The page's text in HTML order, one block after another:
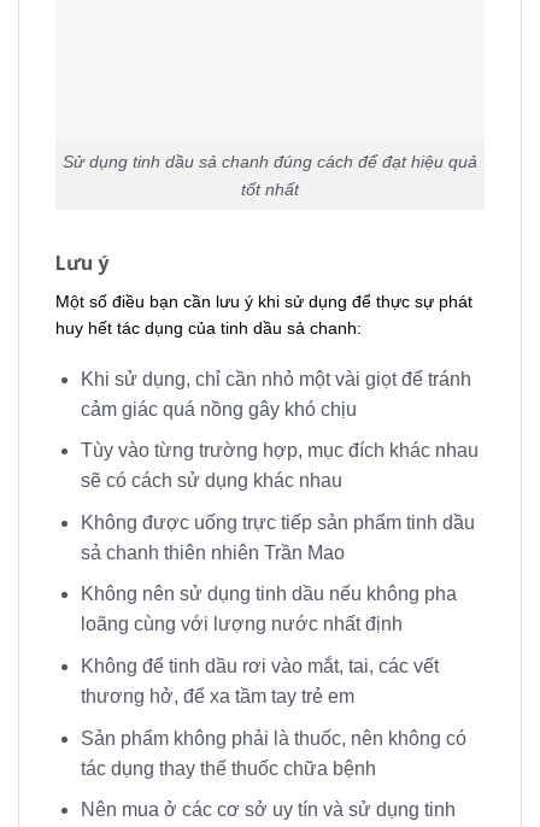
Sử dụng tinh dầu sả chanh đúng cách để đạt hiệu quả
tốt nhất
Lưu ý
Một số điều bạn cần lưu ý khi sử dụng để thực sự phát
huy hết tác dụng của tinh dầu sả chanh:
Khi sử dụng, chỉ cần nhỏ một vài giọt để tránh
cảm giác quá nồng gây khó chịu
Tùy vào từng trường hợp, mục đích khác nhau
sẽ có cách sử dụng khác nhau
Không được uống trực tiếp sản phẩm tinh dầu
sả chanh thiên nhiên Trần Mao
Không nên sử dụng tinh dầu nếu không pha
loãng cùng với lượng nước nhất định
Không để tinh dầu rơi vào mắt, tai, các vết
thương hở, để xa tầm tay trẻ em
Sản phẩm không phải là thuốc, nên không có
tác dụng thay thế thuốc chữa bệnh
Nên mua ở các cơ sở uy tín và sử dụng tinh